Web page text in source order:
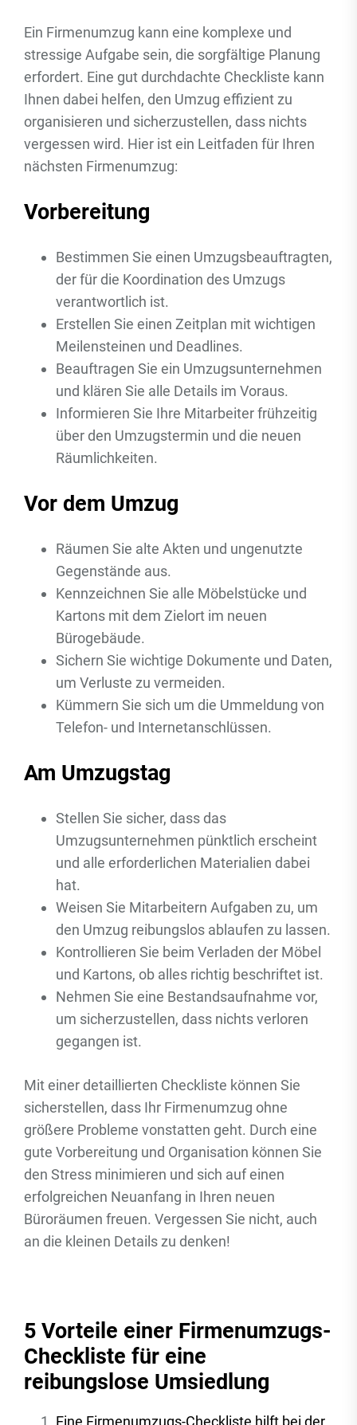
Ein Firmenumzug kann eine komplexe und
stressige Aufgabe sein, die sorgfältige Planung
erfordert. Eine gut durchdachte Checkliste kann
Ihnen dabei helfen, den Umzug effizient zu
organisieren und sicherzustellen, dass nichts
vergessen wird. Hier ist ein Leitfaden für Ihren
nächsten Firmenumzug:
Vorbereitung
Bestimmen Sie einen Umzugsbeauftragten,
der für die Koordination des Umzugs
verantwortlich ist.
Erstellen Sie einen Zeitplan mit wichtigen
Meilensteinen und Deadlines.
Beauftragen Sie ein Umzugsunternehmen
und klären Sie alle Details im Voraus.
Informieren Sie Ihre Mitarbeiter frühzeitig
über den Umzugstermin und die neuen
Räumlichkeiten.
Vor dem Umzug
Räumen Sie alte Akten und ungenutzte
Gegenstände aus.
Kennzeichnen Sie alle Möbelstücke und
Kartons mit dem Zielort im neuen
Bürogebäude.
Sichern Sie wichtige Dokumente und Daten,
um Verluste zu vermeiden.
Kümmern Sie sich um die Ummeldung von
Telefon- und Internetanschlüssen.
Am Umzugstag
Stellen Sie sicher, dass das
Umzugsunternehmen pünktlich erscheint
und alle erforderlichen Materialien dabei
hat.
Weisen Sie Mitarbeitern Aufgaben zu, um
den Umzug reibungslos ablaufen zu lassen.
Kontrollieren Sie beim Verladen der Möbel
und Kartons, ob alles richtig beschriftet ist.
Nehmen Sie eine Bestandsaufnahme vor,
um sicherzustellen, dass nichts verloren
gegangen ist.
Mit einer detaillierten Checkliste können Sie
sicherstellen, dass Ihr Firmenumzug ohne
größere Probleme vonstatten geht. Durch eine
gute Vorbereitung und Organisation können Sie
den Stress minimieren und sich auf einen
erfolgreichen Neuanfang in Ihren neuen
Büroräumen freuen. Vergessen Sie nicht, auch
an die kleinen Details zu denken!
5 Vorteile einer Firmenumzugs-
Checkliste für eine
reibungslose Umsiedlung
Eine Firmenumzugs-Checkliste hilft bei der